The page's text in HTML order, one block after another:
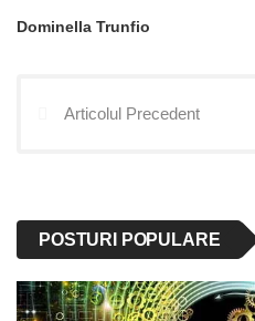
Dominella Trunfio
Articolul Precedent
POSTURI POPULARE